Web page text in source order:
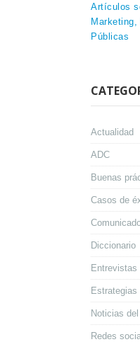
Artículos
Públicas
Actualidad
ADC
Buenas
Casos de
Diccionario
Entrevistas
Estrategias
Noticias
Redes